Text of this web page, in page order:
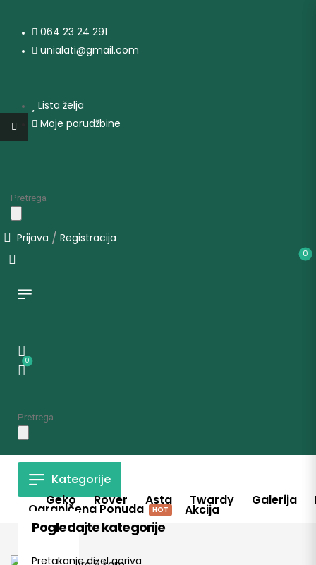
064 23 24 291
unialati@gmail.com
Lista želja
Moje porudžbine
Prijava / Registracija
0
0
Kategorije
Pogledajte kategorije
Pretakanje dizel goriva
Geko Rover Asta Twardy Galerija
Ograničena Ponuda HOT Akcija